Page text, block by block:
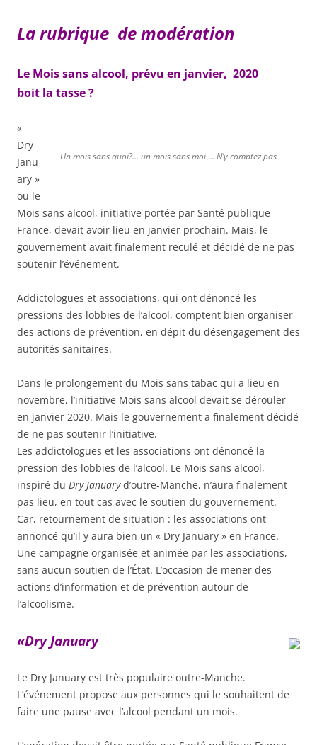
La rubrique de modération
Le Mois sans alcool, prévu en janvier, 2020
boit la tasse ?
Un mois sans quoi?… un mois sans moi … N’y comptez pas
«
Dry
Janu
ary »
ou le
Mois sans alcool, initiative portée par Santé publique
France, devait avoir lieu en janvier prochain. Mais, le
gouvernement avait finalement reculé et décidé de ne pas
soutenir l’événement.
Addictologues et associations, qui ont dénoncé les
pressions des lobbies de l’alcool, comptent bien organiser
des actions de prévention, en dépit du désengagement des
autorités sanitaires.
Dans le prolongement du Mois sans tabac qui a lieu en
novembre, l’initiative Mois sans alcool devait se dérouler
en janvier 2020. Mais le gouvernement a finalement décidé
de ne pas soutenir l’initiative.
Les addictologues et les associations ont dénoncé la
pression des lobbies de l’alcool. Le Mois sans alcool,
inspiré du Dry Januaryd’outre-Manche, n’aura finalement
pas lieu, en tout cas avec le soutien du gouvernement.
Car, retournement de situation : les associations ont
annoncé qu’il y aura bien un « Dry January » en France.
Une campagne organisée et animée par les associations,
sans aucun soutien de l’État. L’occasion de mener des
actions d’information et de prévention autour de
l’alcoolisme.
«Dry January
Le Dry January est très populaire outre-Manche.
L’événement propose aux personnes qui le souhaitent de
faire une pause avec l’alcool pendant un mois.